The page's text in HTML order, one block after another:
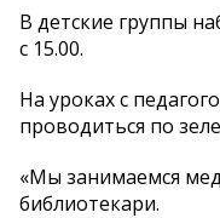
В детские группы
с 15.00.
На уроках с
проводиться по
«Мы занимаемся
библиотекари.